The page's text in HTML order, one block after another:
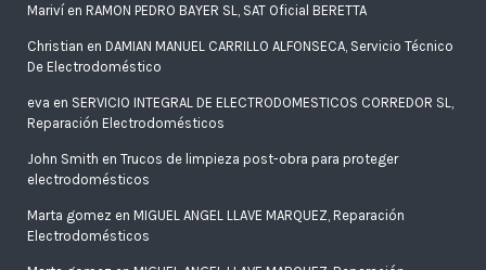
Marivíen RAMON PEDRO BAYER SL, SAT Oficial BERETTA
Christian en DAMIAN MANUEL CARRILLO ALFONSECA, Servicio Técnico
De Electrodoméstico
eva en SERVICIO INTEGRAL DE ELECTRODOMESTICOS CORREDOR SL,
Reparación Electrodomésticos
John Smith en Trucos de limpieza post-obra para proteger
electrodomésticos
Marta gomez en MIGUEL ANGEL LLAVE MARQUEZ, Reparación
Electrodomésticos